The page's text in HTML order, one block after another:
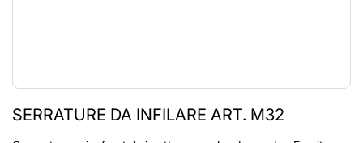
SERRATURE DA INFILARE ART. M32